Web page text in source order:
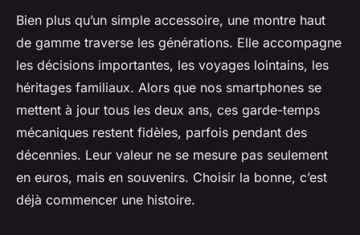
Bien plus qu’un simple accessoire, une montre haut
de gamme traverse les générations. Elle accompagne
les décisions importantes, les voyages lointains, les
héritages familiaux. Alors que nos smartphones se
mettent à jour tous les deux ans, ces garde-temps
mécaniques restent fidèles, parfois pendant des
décennies. Leur valeur ne se mesure pas seulement
en euros, mais en souvenirs. Choisir la bonne, c’est
déjà commencer une histoire.